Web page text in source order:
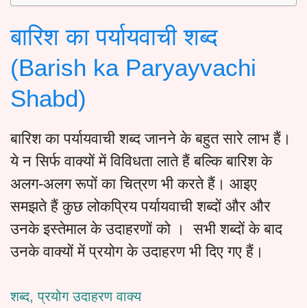
बारिश का पर्यायवाची शब्द
(Barish ka Paryayvachi
Shabd)
बारिश का पर्यायवाची शब्द जानने के बहुत सारे लाभ हैं।
ये न सिर्फ वाक्यों में विविधता लाते हैं बल्कि बारिश के
अलग-अलग रूपों का चित्रण भी करते हैं। आइए
समझते हैं कुछ लोकप्रिय पर्यायवाची शब्दों और और
उनके इस्तेमाल के उदाहरणों को । सभी शब्दों के बाद
उनके वाक्यों में प्रयोग के उदाहरण भी दिए गए हैं।
शब्द, प्रयोग उदाहरण वाक्य